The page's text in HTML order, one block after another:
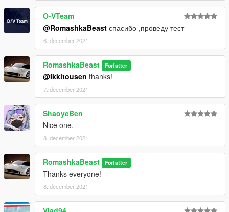
O-VTeam
@RomashkaBeast спасибо ,проведу тест
6. december 2021
RomashkaBeast Forfatter
@Ikkitousen thanks!
7. december 2021
ShaoyeBen
Nice one.
8. december 2021
RomashkaBeast Forfatter
Thanks everyone!
8. december 2021